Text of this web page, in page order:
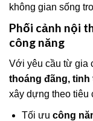
không gian sống
Phối cảnh nội
công năng
Với yêu cầu từ gia
thoáng đãng, tinh
xây dựng theo tiêu
Tối ưu công